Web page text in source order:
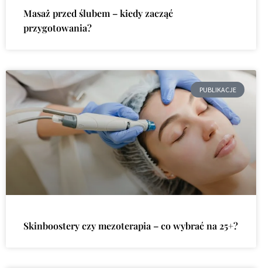
Masaż przed ślubem – kiedy zacząć
przygotowania?
PUBLIKACJE
Skinboostery czy mezoterapia – co wybrać na 25+?